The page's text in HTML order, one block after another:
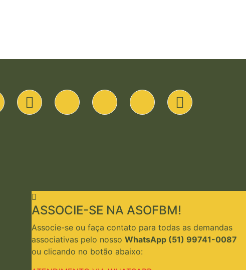
ASSOCIE-SE NA ASOFBM!
Associe-se ou faça contato para todas as demandas
associativas pelo nosso WhatsApp (51) 99741-0087
ou clicando no botão abaixo: